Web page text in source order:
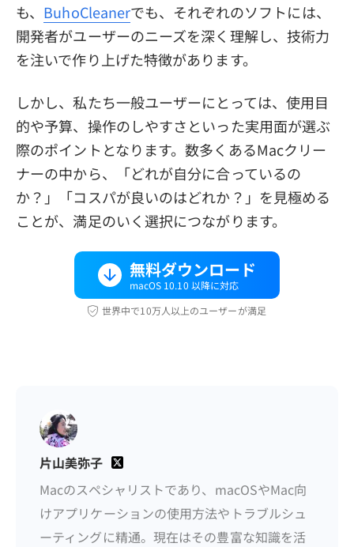
も、 BuhoCleanerでも、それぞれのソフトには、
開発者がユーザーのニーズを深く理解し、技術力
を注いで作り上げた特徴があります。
しかし、私たち一般ユーザーにとっては、使用目
的や予算、操作のしやすさといった実用面が選ぶ
際のポイントとなります。数多くあるMacクリー
ナーの中から、「どれが自分に合っているの
か？」「コスパが良いのはどれか？」を見極める
ことが、満足のいく選択につながります。
無料ダウンロード
macOS 10.10 以降に対応
世界中で10万人以上のユーザーが満足
片山美弥子
Macのスペシャリストであり、macOSやMac向
けアプリケーションの使用方法やトラブルシュ
ーティングに精通。現在はその豊富な知識を活